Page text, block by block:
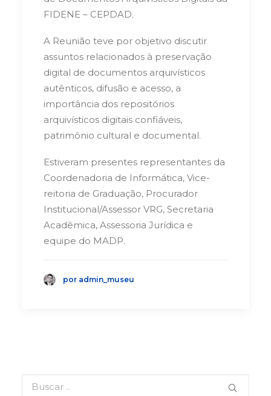
FIDENE – CEPDAD.
A Reunião teve por objetivo discutir
assuntos relacionados à preservação
digital de documentos arquivísticos
autênticos, difusão e acesso, a
importância dos repositórios
arquivísticos digitais confiáveis,
patrimônio cultural e documental.
Estiveram presentes representantes da
Coordenadoria de Informática, Vice-
reitoria de Graduação, Procurador
Institucional/Assessor VRG, Secretaria
Acadêmica, Assessoria Jurídica e
equipe do MADP.
por admin_museu